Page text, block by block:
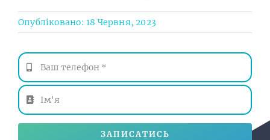
Опубліковано: 18 Червня, 2023
ЗАПИСАТИСЬ